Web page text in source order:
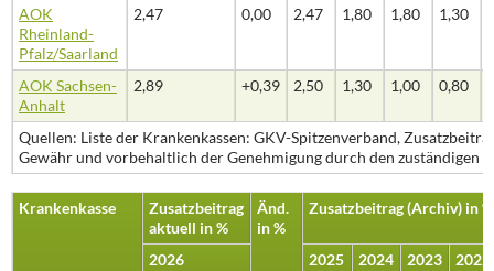
AOK
Rheinland-
Pfalz/Saarland
2,47 0,00 2,47 1,80 1,80 1,30
AOK Sachsen-
Anhalt
2,89 +0,39 2,50 1,30 1,00 0,80
Quellen: Liste der Krankenkassen: GKV-Spitzenverband,
Gewähr und vorbehaltlich der Genehmigung durch den zuständigen
Krankenkasse
Zusatzbeitrag
aktuell in %
Änd.
in %
Zusatzbeitrag (Archiv) in %
2026 2025 2024 2023
2022